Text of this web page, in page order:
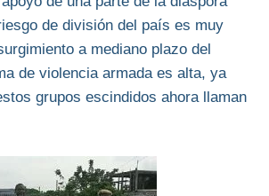
de división del país es muy
a mediano plazo del
de violencia armada es alta, ya
grupos escindidos ahora llaman